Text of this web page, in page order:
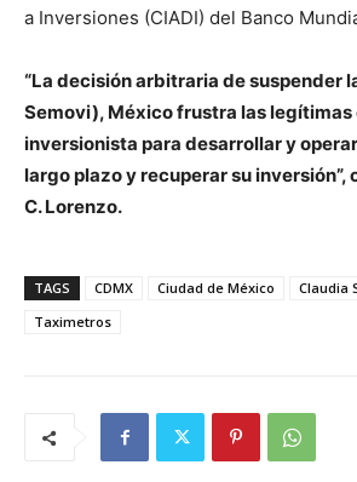
a Inversiones (CIADI) del Banco
“La decisión arbitraria de suspender
Semovi), México frustra las
inversionista para desarrollar y
largo plazo y recuperar su inversión”,
C. Lorenzo.
TAGS CDMX Ciudad de México
Claudia
Taximetros